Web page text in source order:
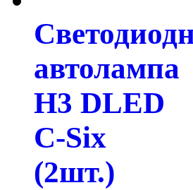
автолампа
H3 DLED
C-Six
(2шт.)